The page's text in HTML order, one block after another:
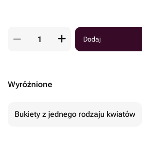
Dodaj
Wyróżnione
Bukiety z jednego rodzaju kwiatów